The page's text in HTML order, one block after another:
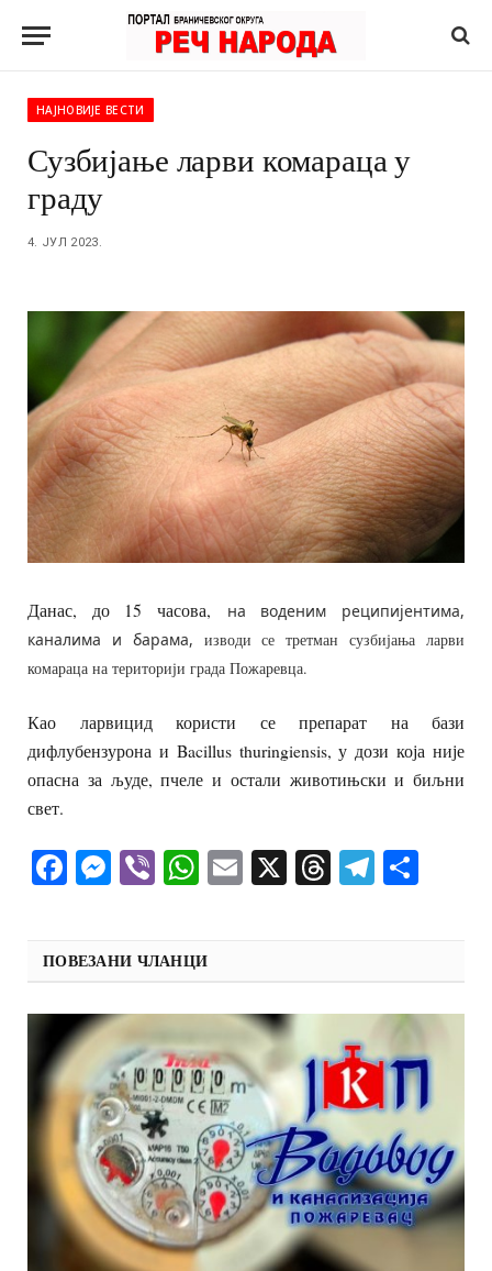
НАЈНОВИЈЕ ВЕСТИ
Сузбијање ларви комараца у
граду
4. ЈУЛ 2023.
Данас, до 15 часова,
на воденим реципијентима,
каналима и барама, изводи се третман сузбијања ларви
комараца на територији града Пожаревца.
Као ларвицид користи се препарат на бази
дифлубензурона и Bacillus thuringiensis, у дози која није
опасна за људе, пчеле и остали животињски и биљни
свет.
Facebook
Messenger
ViberWhatsApp
Email
X Threads
ПОВЕЗАНИ ЧЛАНЦИ